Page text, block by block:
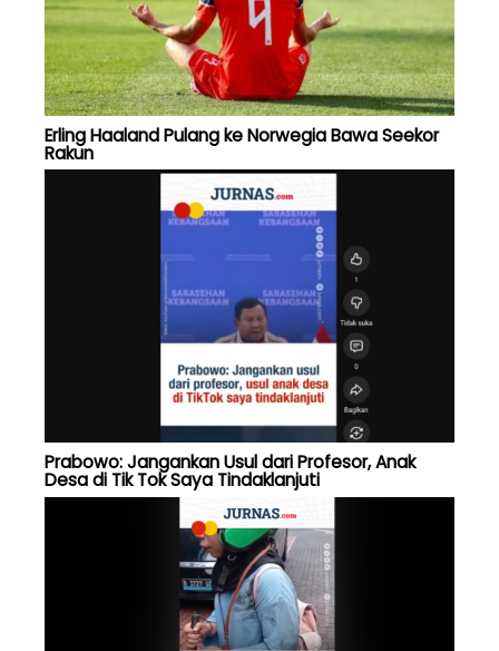
Erling Haaland Pulang ke Norwegia Bawa Seekor
Rakun
Prabowo: Jangankan Usul dari Profesor, Anak
Desa di Tik Tok Saya Tindaklanjuti